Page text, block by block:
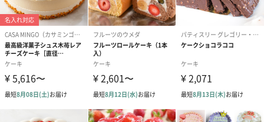
埼玉県産の牛乳やヨーグルトを主に使用。
酪農家の数が減少の一途を辿るなか、そんな状況に少しでも歯止
めをかけたい！
地元酪農家の美味しい牛乳や乳製品をたくさんの人たちに届けた
い！
そんな思いも「湯あがりミルクチーズケーキ」には込められてい
ます。